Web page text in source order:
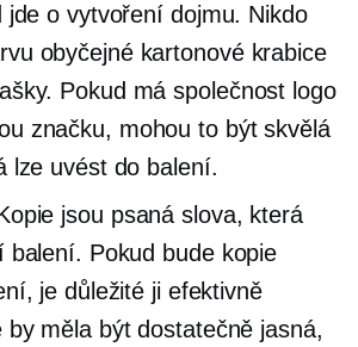
jde o vytvoření dojmu. Nikdo
obyčejné kartonové krabice
Pokud má společnost logo
značku, mohou to být skvělá
lze uvést do balení.
jsou psaná slova, která
balení. Pokud bude kopie
je důležité ji efektivně
měla být dostatečně jasná,